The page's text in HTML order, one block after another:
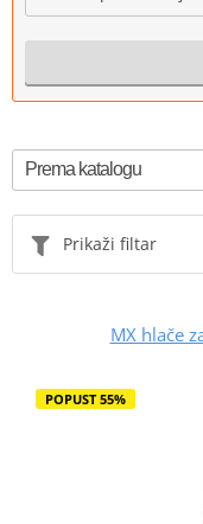
Prikaži filtar
MX hlače
POPUST 55%